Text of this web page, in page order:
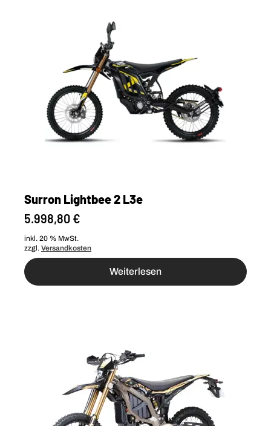
Surron Lightbee 2 L3e
5.998,80 €
inkl. 20 % MwSt.
zzgl. Versandkosten
Weiterlesen